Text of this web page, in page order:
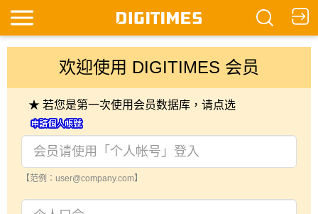
欢迎使用 DIGITIMES 会员
★ 若您是第一次使用会员数据库，请点选
【范例：user@company.com】